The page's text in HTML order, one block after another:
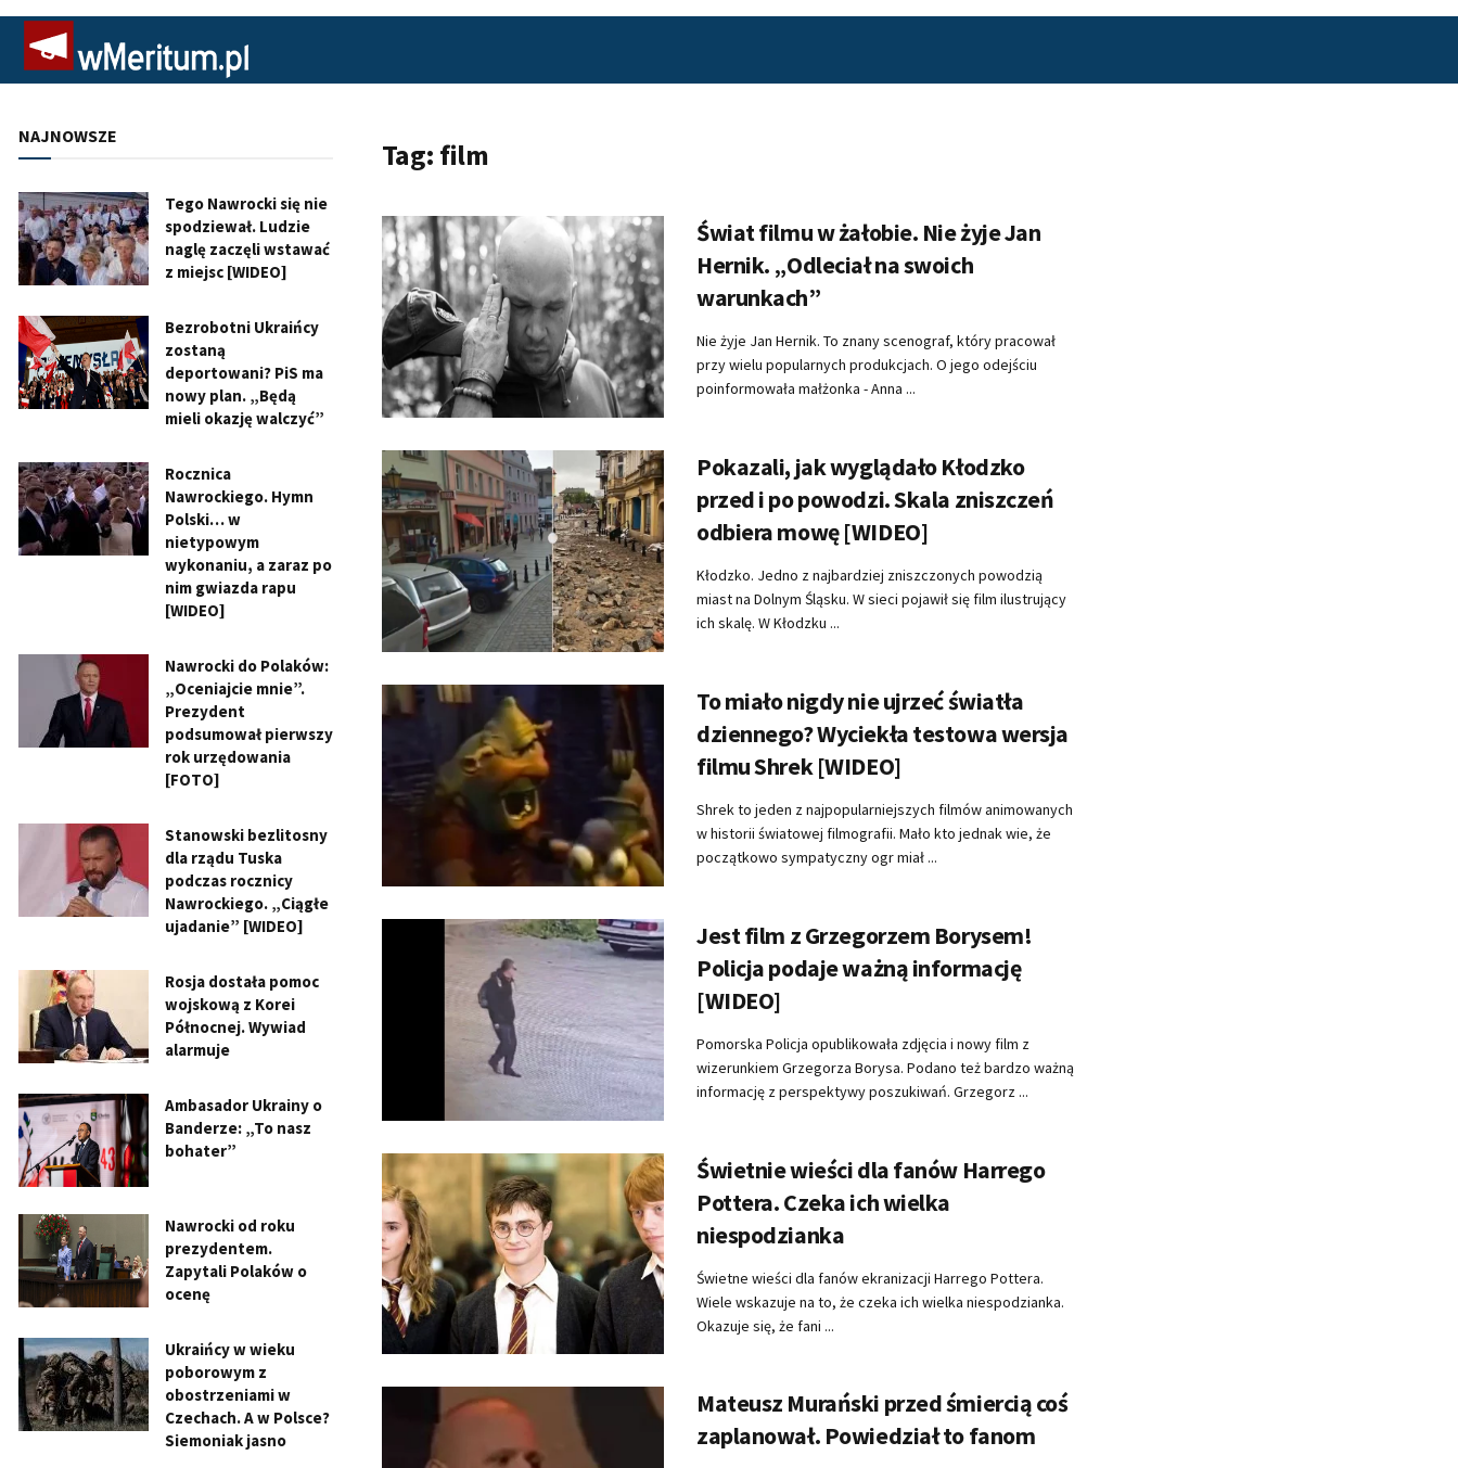
Tag: film
Świat filmu w żałobie. Nie żyje Jan
Hernik. „Odleciał na swoich
warunkach”
Nie żyje Jan Hernik. To znany scenograf, który pracował
przy wielu popularnych produkcjach. O jego odejściu
poinformowała małżonka - Anna ...
Pokazali, jak wyglądało Kłodzko
przed i po powodzi. Skala zniszczeń
odbiera mowę [WIDEO]
Kłodzko. Jedno z najbardziej zniszczonych powodzią
miast na Dolnym Śląsku. W sieci pojawił się film ilustrujący
ich skalę. W Kłodzku ...
To miało nigdy nie ujrzeć światła
dziennego? Wyciekła testowa wersja
filmu Shrek [WIDEO]
Shrek to jeden z najpopularniejszych filmów animowanych
w historii światowej filmografii. Mało kto jednak wie, że
początkowo sympatyczny ogr miał ...
Jest film z Grzegorzem Borysem!
Policja podaje ważną informację
[WIDEO]
Pomorska Policja opublikowała zdjęcia i nowy film z
wizerunkiem Grzegorza Borysa. Podano też bardzo ważną
informację z perspektywy poszukiwań. Grzegorz ...
Świetnie wieści dla fanów Harrego
Pottera. Czeka ich wielka
niespodzianka
Świetne wieści dla fanów ekranizacji Harrego Pottera.
Wiele wskazuje na to, że czeka ich wielka niespodzianka.
Okazuje się, że fani ...
Mateusz Murański przed śmiercią coś
zaplanował. Powiedział to fanom
NAJNOWSZE
Tego Nawrocki się nie
spodziewał. Ludzie
naglę zaczęli wstawać
z miejsc [WIDEO]
Bezrobotni Ukraińcy
zostaną
deportowani? PiS ma
nowy plan. „Będą
mieli okazję walczyć”
Rocznica
Nawrockiego. Hymn
Polski… w
nietypowym
wykonaniu, a zaraz po
nim gwiazda rapu
[WIDEO]
Nawrocki do Polaków:
„Oceniajcie mnie”.
Prezydent
podsumował pierwszy
rok urzędowania
[FOTO]
Stanowski bezlitosny
dla rządu Tuska
podczas rocznicy
Nawrockiego. „Ciągłe
ujadanie” [WIDEO]
Rosja dostała pomoc
wojskową z Korei
Północnej. Wywiad
alarmuje
Ambasador Ukrainy o
Banderze: „To nasz
bohater”
Nawrocki od roku
prezydentem.
Zapytali Polaków o
ocenę
Ukraińcy w wieku
poborowym z
obostrzeniami w
Czechach. A w Polsce?
Siemoniak jasno